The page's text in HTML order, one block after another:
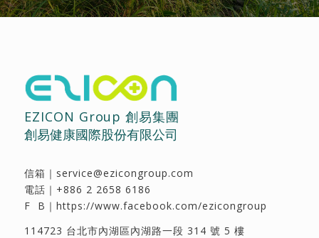
EZICON Group 創易集團
創易健康國際股份有限公司
信箱｜ service@ezicongroup.com
電話｜ +886 2 2658 6186
F B｜ https://www.facebook.com/ezicongroup
114723 台北市內湖區內湖路一段 314 號 5 樓